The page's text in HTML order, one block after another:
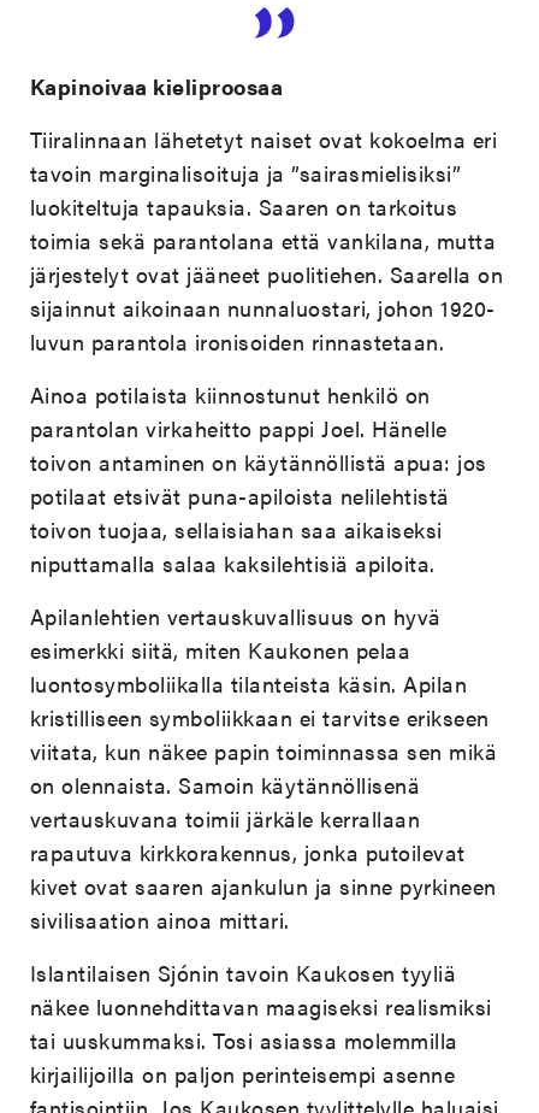
Kapinoivaa kieliproosaa
Tiiralinnaan lähetetyt naiset ovat kokoelma eri
tavoin marginalisoituja ja ”sairasmielisiksi”
luokiteltuja tapauksia. Saaren on tarkoitus
toimia sekä parantolana että vankilana, mutta
järjestelyt ovat jääneet puolitiehen. Saarella on
sijainnut aikoinaan nunnaluostari, johon 1920-
luvun parantola ironisoiden rinnastetaan.
Ainoa potilaista kiinnostunut henkilö on
parantolan virkaheitto pappi Joel. Hänelle
toivon antaminen on käytännöllistä apua: jos
potilaat etsivät puna-apiloista nelilehtistä
toivon tuojaa, sellaisiahan saa aikaiseksi
niputtamalla salaa kaksilehtisiä apiloita.
Apilanlehtien vertauskuvallisuus on hyvä
esimerkki siitä, miten Kaukonen pelaa
luontosymboliikalla tilanteista käsin. Apilan
kristilliseen symboliikkaan ei tarvitse erikseen
viitata, kun näkee papin toiminnassa sen mikä
on olennaista. Samoin käytännöllisenä
vertauskuvana toimii järkäle kerrallaan
rapautuva kirkkorakennus, jonka putoilevat
kivet ovat saaren ajankulun ja sinne pyrkineen
sivilisaation ainoa mittari.
Islantilaisen Sjónin tavoin Kaukosen tyyliä
näkee luonnehdittavan maagiseksi realismiksi
tai uuskummaksi. Tosi asiassa molemmilla
kirjailijoilla on paljon perinteisempi asenne